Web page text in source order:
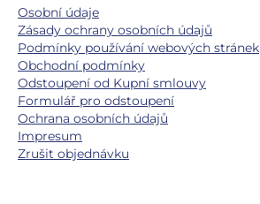
Osobní údaje
Zásady ochrany osobních údajů
Podmínky používání webových stránek
Obchodní podmínky
Odstoupení od Kupní smlouvy
Formulář pro odstoupení
Ochrana osobních údajů
Impresum
Zrušit objednávku